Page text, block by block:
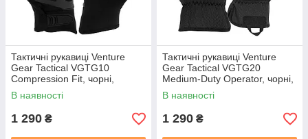
Тактичні рукавиці Venture
Gear Tactical VGTG10
Compression Fit, чорні,
розмір S (7)
В наявності
1 290 ₴
Тактичні рукавиці Venture
Gear Tactical VGTG20
Medium-Duty Operator, чорні,
розмір S (7)
В наявності
1 290 ₴